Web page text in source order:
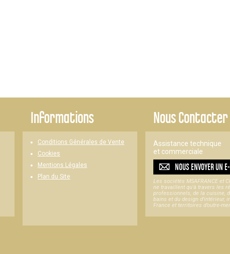
Informations
Conditions Générales de Vente
Cookies
Mentions Légales
Plan du Site
Nous Contacter
Assistance technique
et commerciale
NOUS ENVOYER UN
Les sociétés MSAFRANCE et
ne travaillent qu'à travers les
professionnels, de la cuisine,
bains et du design d'intérieur,
France et territoires d’outre-mer.